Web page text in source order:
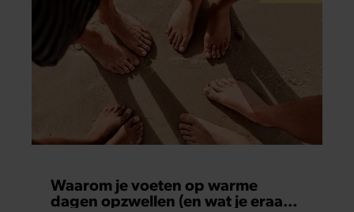
Waarom je voeten op warme
dagen opzwellen (en wat je eraan